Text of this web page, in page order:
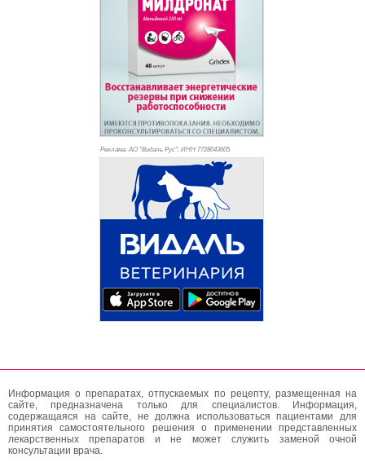
Реклама. АО "Видаль Рус", ИНН 7728043605
Информация о препаратах, отпускаемых по рецепту, размещенная на
сайте, предназначена только для специалистов. Информация,
содержащаяся на сайте, не должна использоваться пациентами для
принятия самостоятельного решения о применении представленных
лекарственных препаратов и не может служить заменой очной
консультации врача.